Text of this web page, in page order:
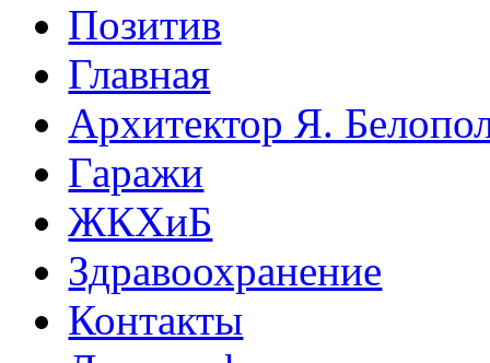
Позитив
Главная
Архитектор Я.
Гаражи
ЖКХиБ
Здравоохранение
Контакты